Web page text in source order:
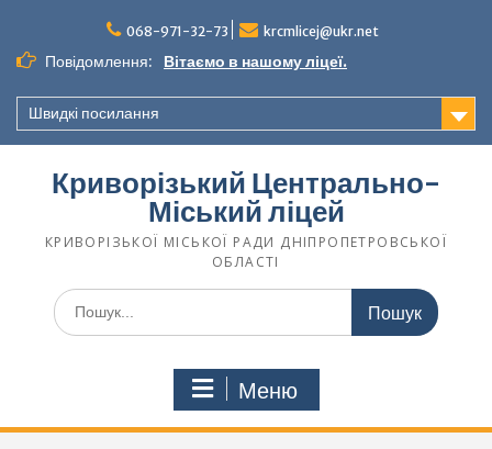
068-971-32-73 krcmlicej@ukr.net
Повідомлення: Вітаємо в нашому ліцеї.
Швидкі посилання
Криворізький Центрально-
Міський ліцей
КРИВОРІЗЬКОЇ МІСЬКОЇ РАДИ ДНІПРОПЕТРОВСЬКОЇ
ОБЛАСТІ
Меню